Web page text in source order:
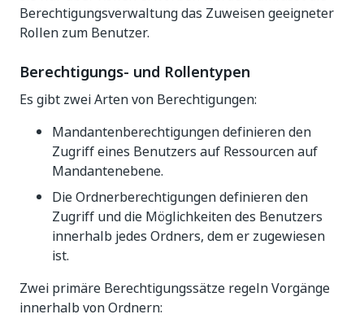
Berechtigungsverwaltung das Zuweisen geeigneter
Rollen zum Benutzer.
Berechtigungs- und Rollentypen
Es gibt zwei Arten von Berechtigungen:
Mandantenberechtigungen definieren den
Zugriff eines Benutzers auf Ressourcen auf
Mandantenebene.
Die Ordnerberechtigungen definieren den
Zugriff und die Möglichkeiten des Benutzers
innerhalb jedes Ordners, dem er zugewiesen
ist.
Zwei primäre Berechtigungssätze regeln Vorgänge
innerhalb von Ordnern: